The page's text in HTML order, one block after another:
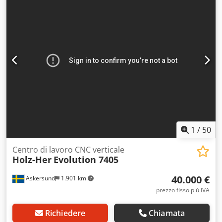
(ATC) Motore mandrino: circa 4–6 kW Sistema di controllo:
CNC touchscreen Alimentazione: 380 V / 3 Fasi Struttura
1 / 50
Askersund 1.901 km
Centro di lavoro CNC verticale
Holz-Her Evolution 7405
40.000 €
prezzo fisso più IVA
Richiedere Chiamata